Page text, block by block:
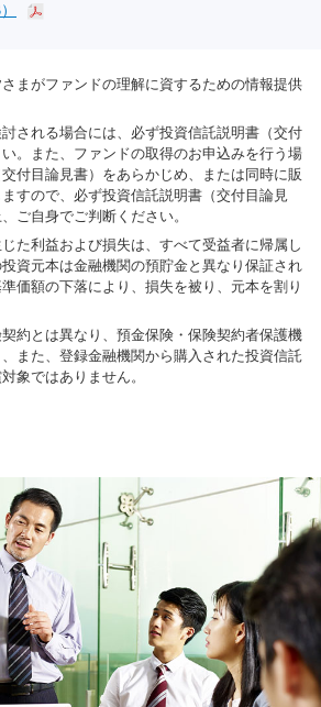
まがファンドの理解に資するための情報提供
される場合には、必ず投資信託説明書（交付
。また、ファンドの取得のお申込みを行う場
付目論見書）をあらかじめ、または同時に販
すので、必ず投資信託説明書（交付目論見
ご自身でご判断ください。
た利益および損失は、すべて受益者に帰属し
資元本は金融機関の預貯金と異なり保証され
価額の下落により、損失を被り、元本を割り
約とは異なり、預金保険・保険契約者保護機
また、登録金融機関から購入された投資信託
象ではありません。